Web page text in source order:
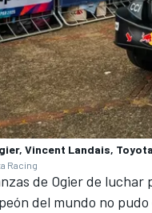
Vincent Landais,
Racing
de Ogier de
del mundo no